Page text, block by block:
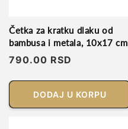
Četka za kratku dlaku od
bambusa i metala, 10x17 cm
Regularna
790.00 RSD
DODAJ U KORPU